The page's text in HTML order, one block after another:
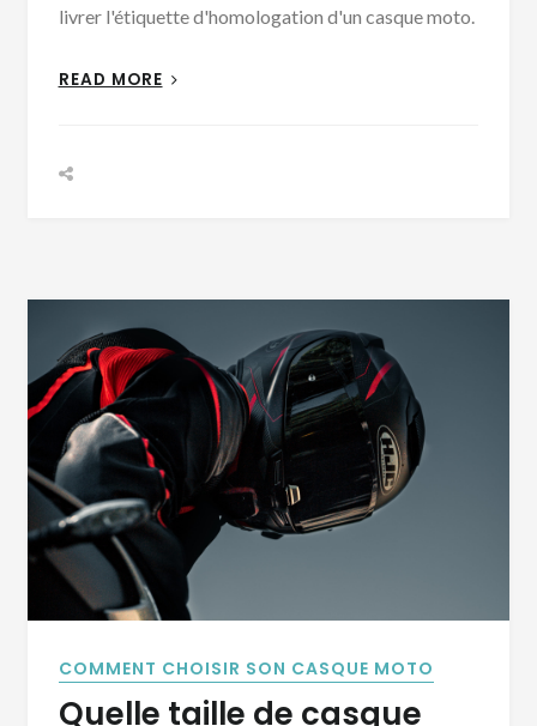
livrer l'étiquette d'homologation d'un casque moto.
READ MORE
COMMENT CHOISIR SON CASQUE MOTO
Quelle taille de casque